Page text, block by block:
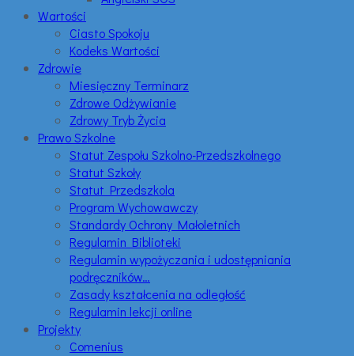
Wartości
Ciasto Spokoju
Kodeks Wartości
Zdrowie
Miesięczny Terminarz
Zdrowe Odżywianie
Zdrowy Tryb Życia
Prawo Szkolne
Statut Zespołu Szkolno-Przedszkolnego
Statut Szkoły
Statut Przedszkola
Program Wychowawczy
Standardy Ochrony Małoletnich
Regulamin Biblioteki
Regulamin wypożyczania i udostępniania
podręczników…
Zasady kształcenia na odległość
Regulamin lekcji online
Projekty
Comenius